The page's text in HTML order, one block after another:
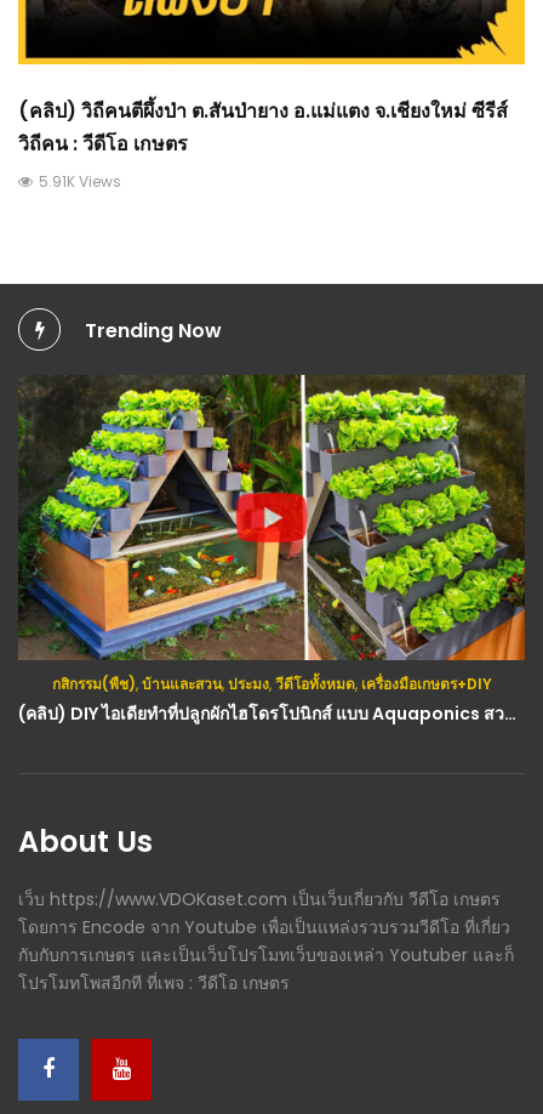
(คลิป) วิถีคนตีผึ้งป่า ต.สันป่ายาง อ.แม่แตง จ.เชียงใหม่ ซีรีส์
วิถีคน : วีดีโอ เกษตร
5.91K Views
Trending Now
กสิกรรม(พืช),บ้านและสวน,ประมง,วีดีโอทั้งหมด, เครื่องมือเกษตร+DIY
(คลิป) DIY ไอเดียทำที่ปลูกผักไฮโดรโปนิกส์ แบบ Aquaponics สวยๆ ไว้ประดับบ้าน : วีดีโอ เกษตร
กสิกรรม(พืช),วีดีโอทั้งหมด
About Us
เว็บ https://www.VDOKaset.com เป็นเว็บเกี่ยวกับ วีดีโอ เกษตร
โดยการ Encode จาก Youtube เพื่อเป็นแหล่งรวบรวมวีดีโอ ที่เกี่ยว
กับกับการเกษตร และเป็นเว็บโปรโมทเว็บของเหล่า Youtuber และก็
โปรโมทโพสอีกที ที่เพจ : วีดีโอ เกษตร